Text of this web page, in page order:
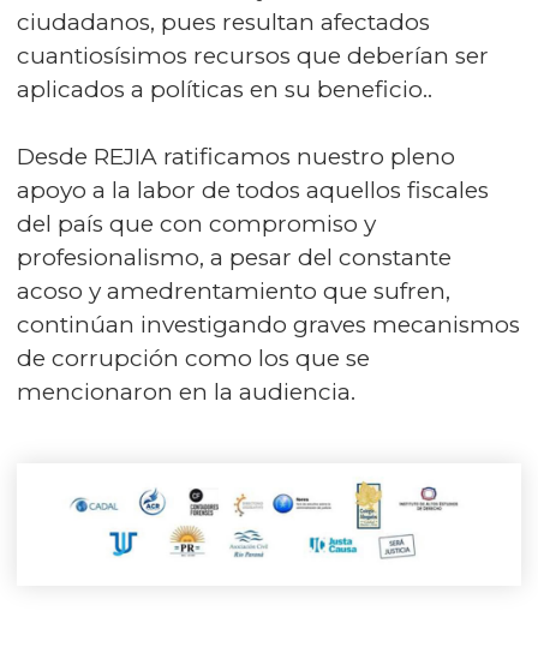
ciudadanos, pues resultan afectados
cuantiosísimos recursos que deberían ser
aplicados a políticas en su beneficio..
Desde REJIA ratificamos nuestro pleno
apoyo a la labor de todos aquellos fiscales
del país que con compromiso y
profesionalismo, a pesar del constante
acoso y amedrentamiento que sufren,
continúan investigando graves mecanismos
de corrupción como los que se
mencionaron en la audiencia.